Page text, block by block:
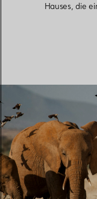
Hauses, die